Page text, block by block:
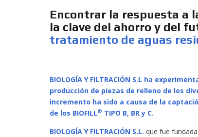
Encontrar la respuesta a
la clave del ahorro y del
tratamiento de aguas
BIOLOGÍA Y FILTRACIÓN S.L ha
producción de piezas de relleno de los
incremento ha sido a causa de la
de los BIOFILL® TIPO B, BR y C.
BIOLOGÍA Y FILTRACIÓN S.L. que fue